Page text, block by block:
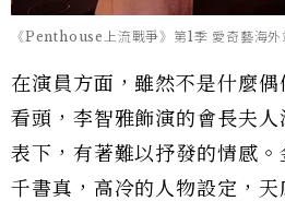
《Penthouse上流戰爭》第1季 愛奇藝海外
在演員方面，雖然不是什麼
看頭，李智雅飾演的會長夫
表下，有著難以抒發的情感
千書真，高冷的人物設定，